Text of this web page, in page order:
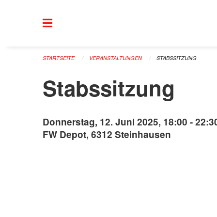
STARTSEITE VERANSTALTUNGEN STABSSITZUNG
Stabssitzung
Donnerstag, 12. Juni 2025, 18:00 -
FW Depot, 6312 Steinhausen